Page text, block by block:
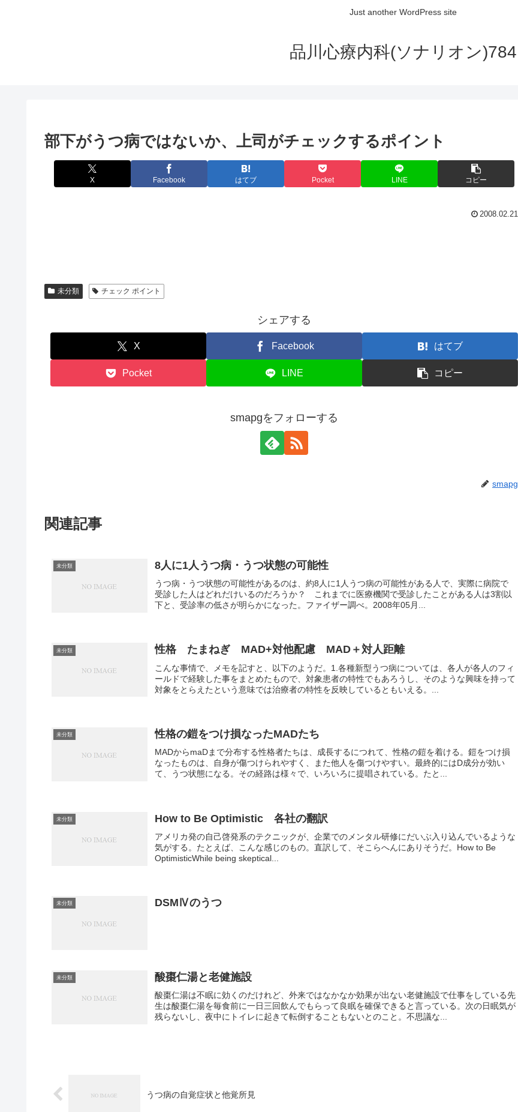
Just another WordPress site
品川心療内科(ソナリオン)784
部下がうつ病ではないか、上司がチェックするポイント
X Facebook はてブ Pocket LINE コピー
2008.02.21
未分類 チェック ポイント
シェアする
X Facebook はてブ
Pocket LINE コピー
smapgをフォローする
smapg
関連記事
未分類 8人に1人うつ病・うつ状態の可能性
うつ病・うつ状態の可能性があるのは、約8人に1人うつ病の可能性がある人で、実際に病院で
受診した人はどれだけいるのだろうか？ これまでに医療機関で受診したことがある人は3割以
下と、受診率の低さが明らかになった。ファイザー調べ。2008年05月...
未分類 性格 たまねぎ MAD+対他配慮 MAD＋対人距離
こんな事情で、メモを記すと、以下のようだ。1.各種新型うつ病については、各人が各人のフィ
ールドで経験した事をまとめたもので、対象患者の特性でもあろうし、そのような興味を持って
対象をとらえたという意味では治療者の特性を反映しているともいえる。...
未分類 性格の鎧をつけ損なったMADたち
MADからmaDまで分布する性格者たちは、成長するにつれて、性格の鎧を着ける。鎧をつけ損
なったものは、自身が傷つけられやすく、また他人を傷つけやすい。最終的にはD成分が効い
て、うつ状態になる。その経路は様々で、いろいろに提唱されている。たと...
未分類 How to Be Optimistic 各社の翻訳
アメリカ発の自己啓発系のテクニックが、企業でのメンタル研修にだいぶ入り込んでいるような
気がする。たとえば、こんな感じのもの。直訳して、そこらへんにありそうだ。How to Be
OptimisticWhile being skeptical...
未分類 DSMⅣのうつ
未分類 酸棗仁湯と老健施設
酸棗仁湯は不眠に効くのだけれど、外来ではなかなか効果が出ない老健施設で仕事をしている先
生は酸棗仁湯を毎食前に一日三回飲んでもらって良眠を確保できると言っている。次の日眠気が
残らないし、夜中にトイレに起きて転倒することもないとのこと。不思議な...
うつ病の自覚症状と他覚所見